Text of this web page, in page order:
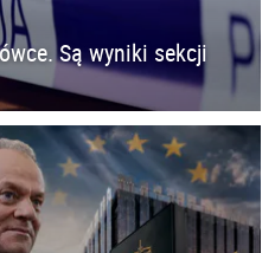
Są wyniki sekcji